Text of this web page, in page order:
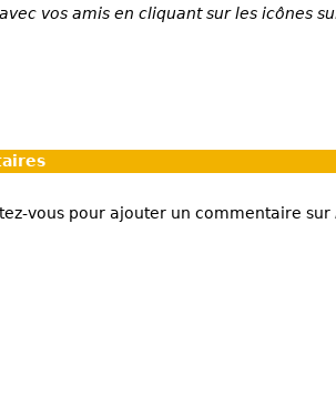
vos amis en cliquant sur les icônes
vous pour ajouter un commentaire sur